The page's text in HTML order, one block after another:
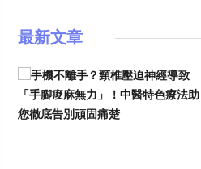
最新文章